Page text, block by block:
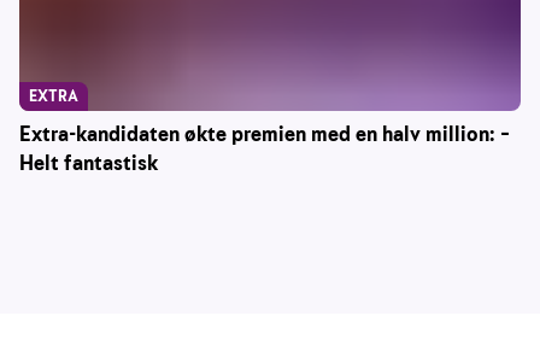
Extra-kandidaten økte premien med en halv million: –
Helt fantastisk
EXTRA